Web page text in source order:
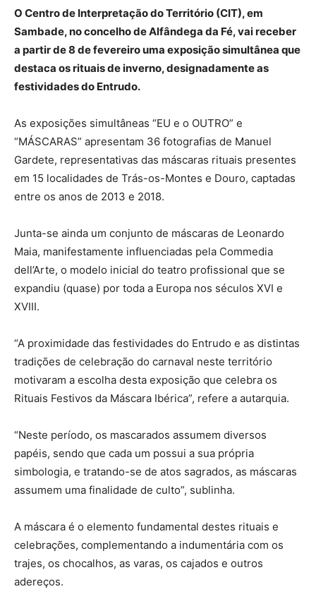
O Centro de Interpretação do Território (CIT), em
Sambade, no concelho de Alfândega da Fé, vai receber
a partir de 8 de fevereiro uma exposição simultânea que
destaca os rituais de inverno, designadamente as
festividades do Entrudo.
As exposições simultâneas “EU e o OUTRO” e
“MÁSCARAS” apresentam 36 fotografias de Manuel
Gardete, representativas das máscaras rituais presentes
em 15 localidades de Trás-os-Montes e Douro, captadas
entre os anos de 2013 e 2018.
Junta-se ainda um conjunto de máscaras de Leonardo
Maia, manifestamente influenciadas pela Commedia
dell’Arte, o modelo inicial do teatro profissional que se
expandiu (quase) por toda a Europa nos séculos XVI e
XVIII.
“A proximidade das festividades do Entrudo e as distintas
tradições de celebração do carnaval neste território
motivaram a escolha desta exposição que celebra os
Rituais Festivos da Máscara Ibérica”, refere a autarquia.
“Neste período, os mascarados assumem diversos
papéis, sendo que cada um possui a sua própria
simbologia, e tratando-se de atos sagrados, as máscaras
assumem uma finalidade de culto”, sublinha.
A máscara é o elemento fundamental destes rituais e
celebrações, complementando a indumentária com os
trajes, os chocalhos, as varas, os cajados e outros
adereços.